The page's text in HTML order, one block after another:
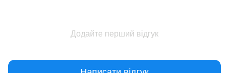
Додайте перший відгук